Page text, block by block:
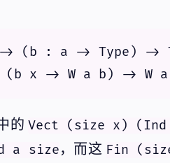
(b : a -> Type) ->
的 Vect (size x)
a size，而这 Fin